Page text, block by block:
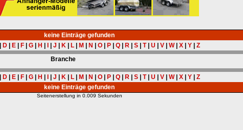
keine Einträge gefunden
D| E| F| G| H J K| L| M N O| P| Q| R| S| T| U V| W| X| Y| Z
Branche
D| E| F| G| H J K| L| M N O| P| Q| R| S| T| U V| W| X| Y| Z
keine Einträge gefunden
Seitenerstellung in 0.009 Sekunden